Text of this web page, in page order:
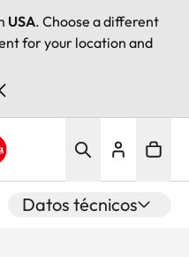
USA. Choose a different
for your location and
Datos técnicos